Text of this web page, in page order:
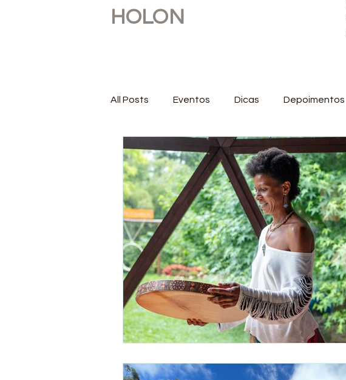
HOLON
All Posts Eventos Dicas Depoimentos